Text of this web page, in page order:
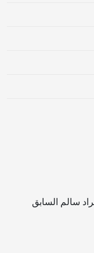
سالم السابق